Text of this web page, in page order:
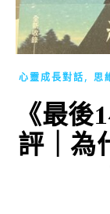
心靈成長對話, 思
《最
評｜為